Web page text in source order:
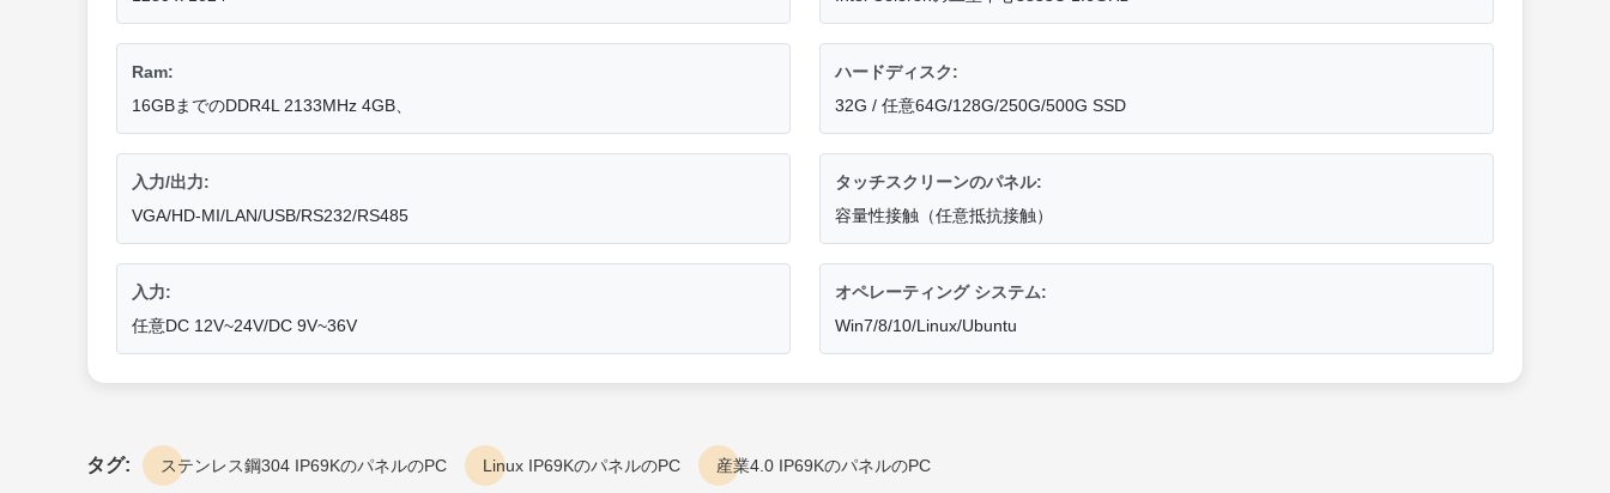
Ram:
16GBまでのDDR4L 2133MHz 4GB、
ハードディスク:
32G / 任意64G/128G/250G/500G SSD
入力/出力:
VGA/HD-MI/LAN/USB/RS232/RS485
タッチスクリーンのパネル:
容量性接触（任意抵抗接触）
入力:
任意DC 12V~24V/DC 9V~36V
オペレーティング システム:
Win7/8/10/Linux/Ubuntu
タグ: ステンレス鋼304 IP69KのパネルのPC Linux IP69KのパネルのPC 産業4.0 IP69KのパネルのPC